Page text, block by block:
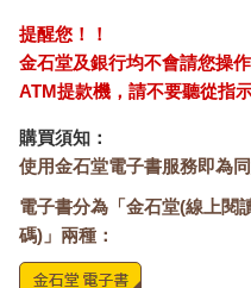
提醒您！！
金石堂及銀行均不會請您操
ATM提款機，請不要聽從指
購買須知：
使用金石堂電子書服務即為
電子書分為「金石堂(線上閱
碼)」兩種：